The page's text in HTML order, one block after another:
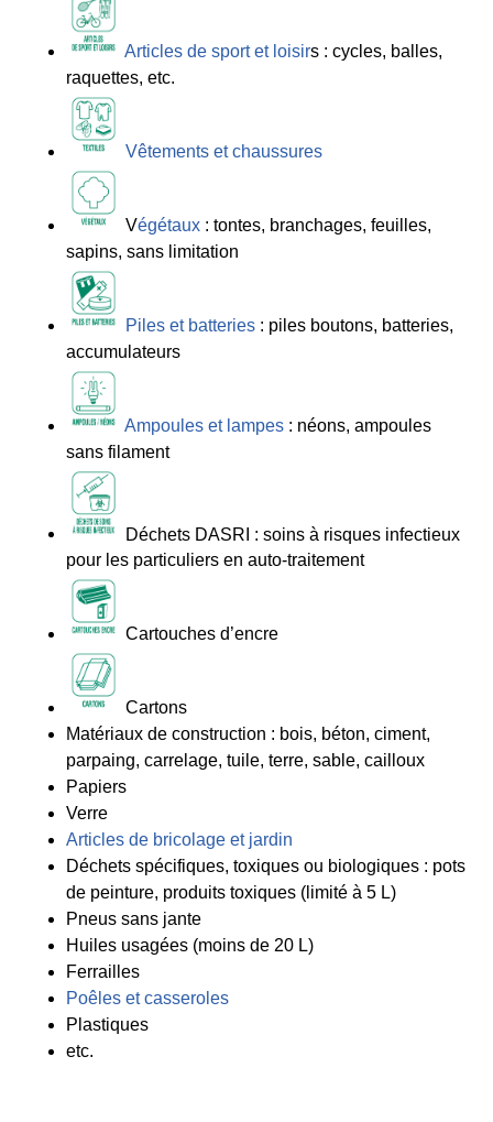
Articles de sport et loisirs : cycles, balles,
raquettes, etc.
Vêtements et chaussures
Végétaux : tontes, branchages, feuilles,
sapins, sans limitation
Piles et batteries : piles boutons, batteries,
accumulateurs
Ampoules et lampes : néons, ampoules
sans filament
Déchets DASRI : soins à risques infectieux
pour les particuliers en auto-traitement
Cartouches d’encre
Cartons
Matériaux de construction : bois, béton, ciment,
parpaing, carrelage, tuile, terre, sable, cailloux
Papiers
Verre
Articles de bricolage et jardin
Déchets spécifiques, toxiques ou biologiques : pots
de peinture, produits toxiques (limité à 5 L)
Pneus sans jante
Huiles usagées (moins de 20 L)
Ferrailles
Poêles et casseroles
Plastiques
etc.